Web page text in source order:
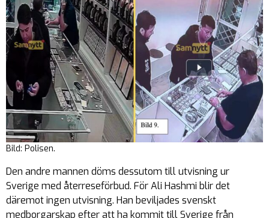
Bild: Polisen.
Den andre mannen döms dessutom till utvisning ur
Sverige med återreseförbud. För Ali Hashmi blir det
däremot ingen utvisning. Han beviljades svenskt
medborgarskap efter att ha kommit till Sverige från